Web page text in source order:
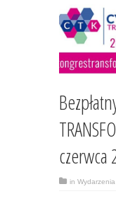
czerwca
in Wydarzenia